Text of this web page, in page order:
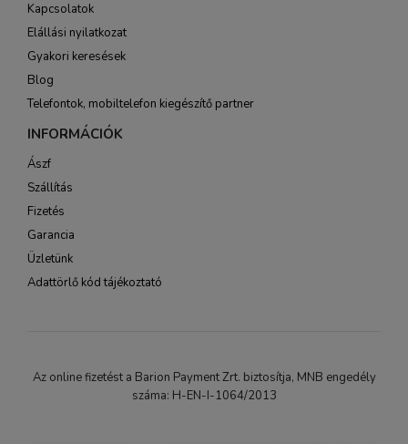
Kapcsolatok
Elállási nyilatkozat
Gyakori keresések
Blog
Telefontok, mobiltelefon kiegészítő partner
INFORMÁCIÓK
Ászf
Szállítás
Fizetés
Garancia
Üzletünk
Adattörlő kód tájékoztató
Az online fizetést a Barion Payment Zrt. biztosítja, MNB engedély
száma: H-EN-I-1064/2013